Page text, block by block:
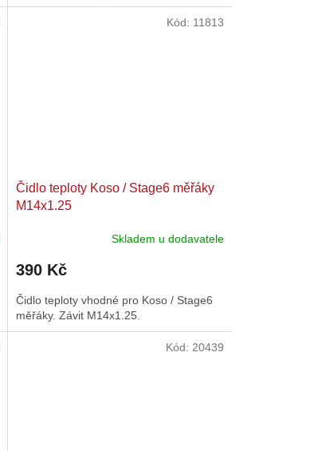
Čidlo teploty Koso / Stage6 měřáky
M14x1.25
Skladem u dodavatele
390 Kč
Čidlo teploty vhodné pro Koso / Stage6
měřáky. Závit M14x1.25.
Kód: 11813
Kód: 20439